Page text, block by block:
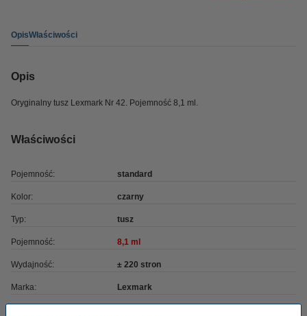
OpisWłaściwości
Opis
Oryginalny tusz Lexmark Nr 42. Pojemność 8,1 ml.
Właściwości
Pojemność: standard
Kolor: czarny
Typ: tusz
Pojemność: 8,1 ml
Wydajność: ± 220 stron
Marka: Lexmark